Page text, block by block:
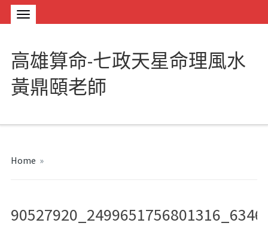
高雄算命-七政天星命理風水
黃鼎頤老師
Home »